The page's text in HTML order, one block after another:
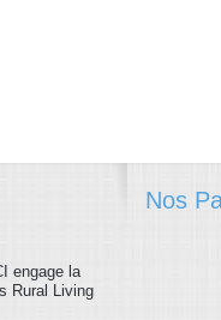
engage la
Rural Living
Nos